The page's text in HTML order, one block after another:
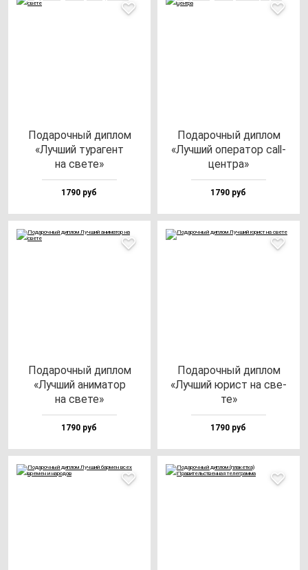
Пода­роч­ный дип­лом
«Луч­ший ту­ра­гент
на све­те»
1790 руб
Пода­роч­ный дип­лом
«Луч­ший опе­ра­тор call-
цен­тра»
1790 руб
Пода­роч­ный дип­лом
«Луч­ший ани­ма­тор
на све­те»
1790 руб
Пода­роч­ный дип­лом
«Луч­ший юрист на све­
те»
1790 руб